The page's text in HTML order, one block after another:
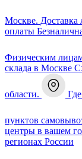
Москве.
оплаты
Физическим
склада в Москве
области.
пунктов
центры в вашем
регионах России